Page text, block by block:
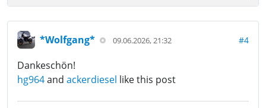
*Wolfgang* 09.06.2026, 21:32 #4
Dankeschön!
hg964and ackerdiesel like this post